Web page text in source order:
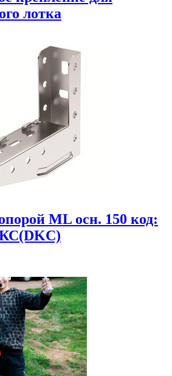
лотка
ML осн. 150 код: